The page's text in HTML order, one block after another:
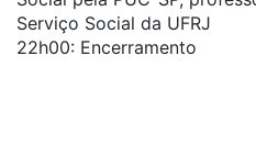
Serviço Social da UFRJ
22h00: Encerramento